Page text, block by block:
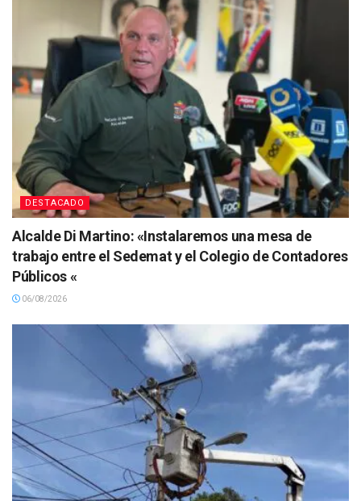
DESTACADO
Alcalde Di Martino: «Instalaremos una mesa de
trabajo entre el Sedemat y el Colegio de Contadores
Públicos «
06/08/2026